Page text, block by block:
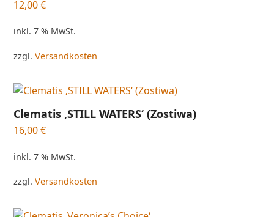
12,00€
inkl. 7 % MwSt.
zzgl.Versandkosten
Clematis ‚STILL WATERS‘ (Zostiwa)
16,00€
inkl. 7 % MwSt.
zzgl.Versandkosten